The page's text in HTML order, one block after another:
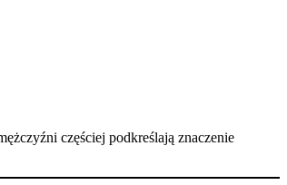
częściej podkreślają znaczenie